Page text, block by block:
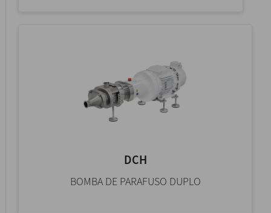
DCH
BOMBA DE PARAFUSO DUPLO